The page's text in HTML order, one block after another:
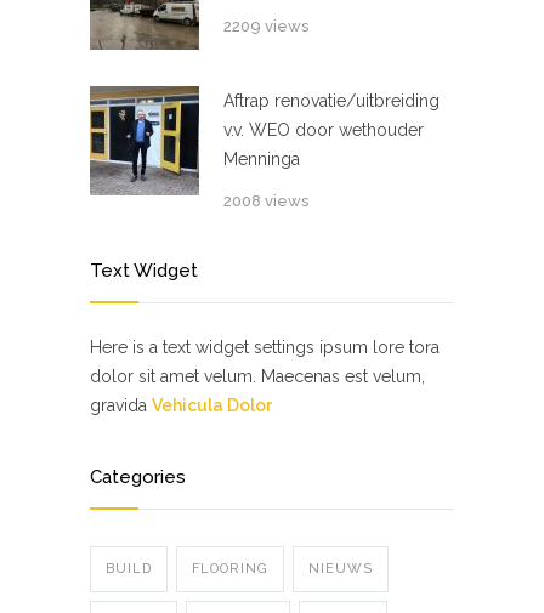
2209 views
Aftrap renovatie/uitbreiding
v.v. WEO door wethouder
Menninga
2008 views
Text Widget
Here is a text widget settings ipsum lore tora
dolor sit amet velum. Maecenas est velum,
gravida Vehicula Dolor
Categories
BUILD FLOORING NIEUWS